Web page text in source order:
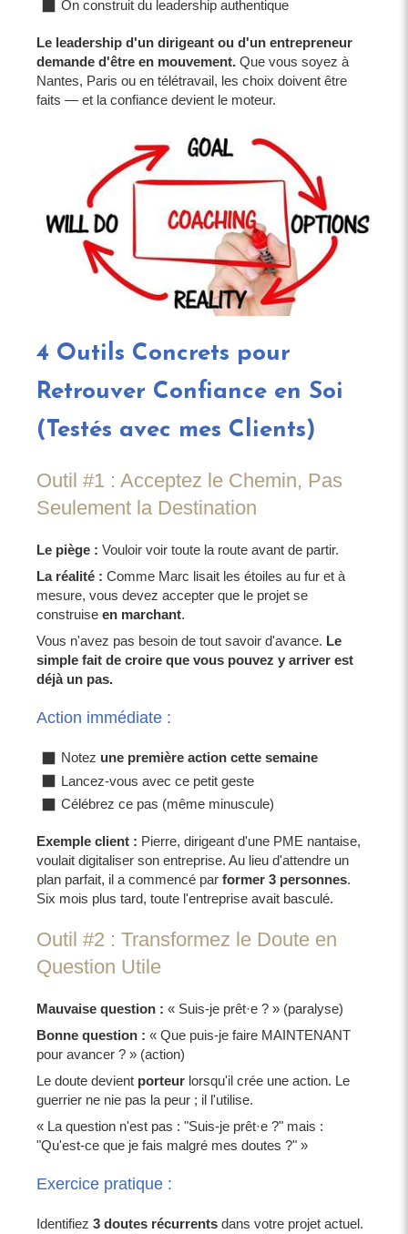
On construit du leadership authentique
Le leadership d'un dirigeant ou d'un entrepreneur
demande d'être en mouvement. Que vous soyez à
Nantes, Paris ou en télétravail, les choix doivent être
faits — et la confiance devient le moteur.
4 Outils Concrets pour
Retrouver Confiance en Soi
(Testés avec mes Clients)
Outil #1 : Acceptez le Chemin, Pas
Seulement la Destination
Le piège : Vouloir voir toute la route avant de partir.
La réalité : Comme Marc lisait les étoiles au fur et à
mesure, vous devez accepter que le projet se
construise en marchant.
Vous n'avez pas besoin de tout savoir d'avance. Le
simple fait de croire que vous pouvez y arriver est
déjà un pas.
Action immédiate :
Notez une première action cette semaine
Lancez-vous avec ce petit geste
Célébrez ce pas (même minuscule)
Exemple client : Pierre, dirigeant d'une PME nantaise,
voulait digitaliser son entreprise. Au lieu d'attendre un
plan parfait, il a commencé par former 3 personnes.
Six mois plus tard, toute l'entreprise avait basculé.
Outil #2 : Transformez le Doute en
Question Utile
Mauvaise question : « Suis-je prêt·e ? » (paralyse)
Bonne question : « Que puis-je faire MAINTENANT
pour avancer ? » (action)
Le doute devient porteur lorsqu'il crée une action. Le
guerrier ne nie pas la peur ; il l'utilise.
« La question n'est pas : "Suis-je prêt·e ?" mais :
"Qu'est-ce que je fais malgré mes doutes ?" »
Exercice pratique :
Identifiez 3 doutes récurrents dans votre projet actuel.